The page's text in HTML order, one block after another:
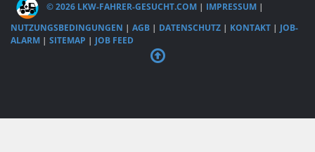
© 2026 LKW-FAHRER-GESUCHT.COM | IMPRESSUM |
NUTZUNGSBEDINGUNGEN | AGB | DATENSCHUTZ | KONTAKT | JOB-
ALARM | SITEMAP | JOB FEED